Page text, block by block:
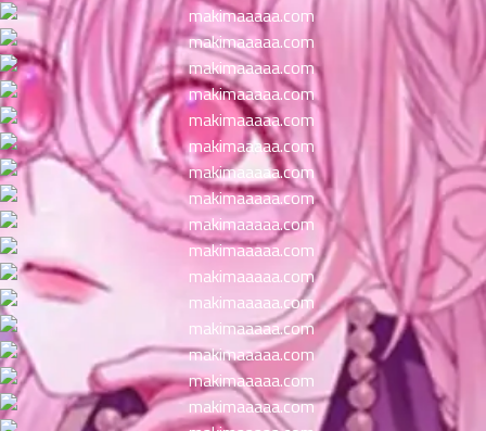
ม
11
ตอน
ที่
ม
12
ตอน
ที่
ม
13
ตอน
ที่
ม
14
ตอน
ที่
ม
15